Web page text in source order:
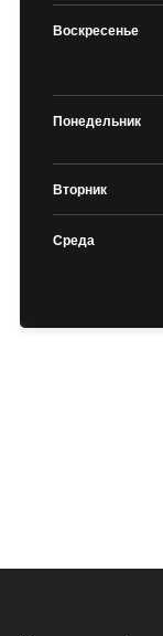
Воскресенье
Понедельник
Вторник
Среда